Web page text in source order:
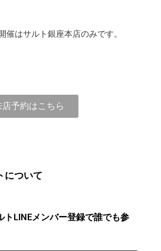
催はサルト銀座本店のみです。
店予約はこちら
について
トLINEメンバー登録で誰でも参